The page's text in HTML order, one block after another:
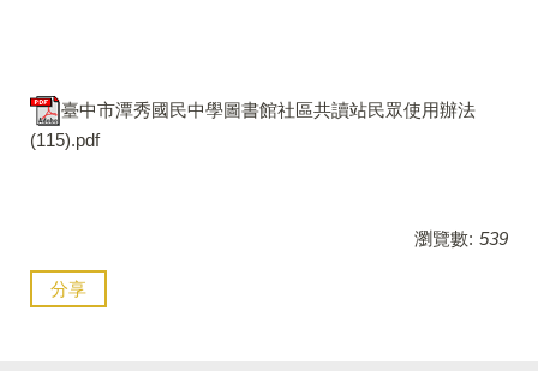
臺中市潭秀國民中學圖書館社區共讀站民眾使用辦法
(115).pdf
瀏覽數: 539
分享